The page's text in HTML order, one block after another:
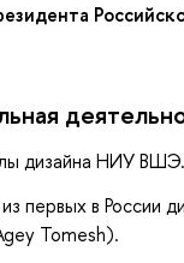
дизайна НИУ ВШЭ.
первых в России
Tomesh).